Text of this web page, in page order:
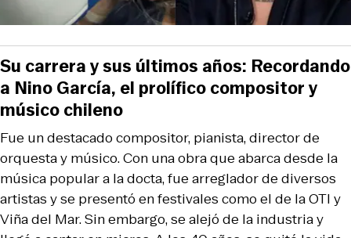
Fue un destacado compositor, pianista, director de
orquesta y músico. Con una obra que abarca desde la
música popular a la docta, fue arreglador de diversos
artistas y se presentó en festivales como el de la OTI y
Viña del Mar. Sin embargo, se alejó de la industria y
Su carrera y sus últimos años: Recordando
a Nino García, el prolífico compositor y
músico chileno